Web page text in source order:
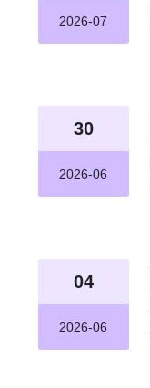
2026-07
30
2026-06
04
2026-06